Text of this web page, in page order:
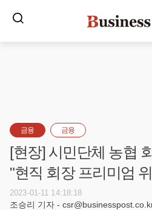
금융 금융
[현장] 시민단체 농협
"현직 회장 프리미엄
2023-01-11 14:18:18
조승리 기자 -